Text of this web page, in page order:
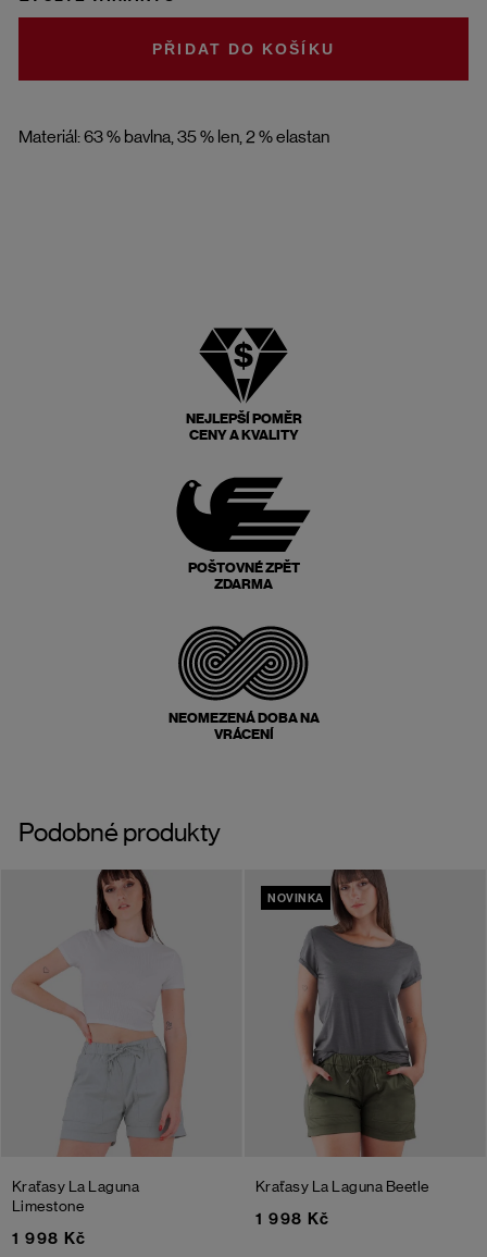
Materiál: 63 % bavlna, 35 % len, 2 % elastan
DO KOŠÍKU
NEJLEPŠÍ POMĚR
CENY A KVALITY
POŠTOVNÉ ZPĚT
ZDARMA
NEOMEZENÁ DOBA NA
VRÁCENÍ
Podobné produkty
Kraťasy La Laguna
Limestone
1 998 Kč
NOVINKA
Kraťasy La Laguna Beetle
1 998 Kč